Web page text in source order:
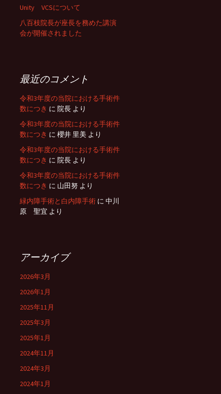
Unity VCSについて
八百枝院長が座長を務めた講演
会が開催されました
最近のコメント
令和3年度の当院における手術件
数につき に 院長 より
令和3年度の当院における手術件
数につき に 櫻井 里美 より
令和3年度の当院における手術件
数につき に 院長 より
令和3年度の当院における手術件
数につき に 山田努 より
緑内障手術と白内障手術 に 中川
原 聖宜 より
アーカイブ
2026年3月
2026年1月
2025年11月
2025年3月
2025年1月
2024年11月
2024年3月
2024年1月